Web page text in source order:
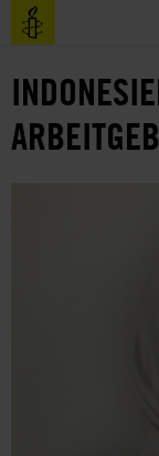
Direkt
zum
Benutzermenü